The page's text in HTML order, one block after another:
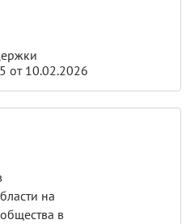
от 10.02.2026
на
в